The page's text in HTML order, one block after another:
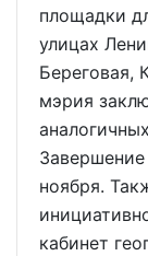
площадки
улицах
Береговая,
мэрия
ноября.
кабинет